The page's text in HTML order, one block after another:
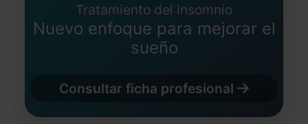
Tratamiento del insomnio
Nuevo enfoque para mejorar el
sueño
Consultar ficha profesional